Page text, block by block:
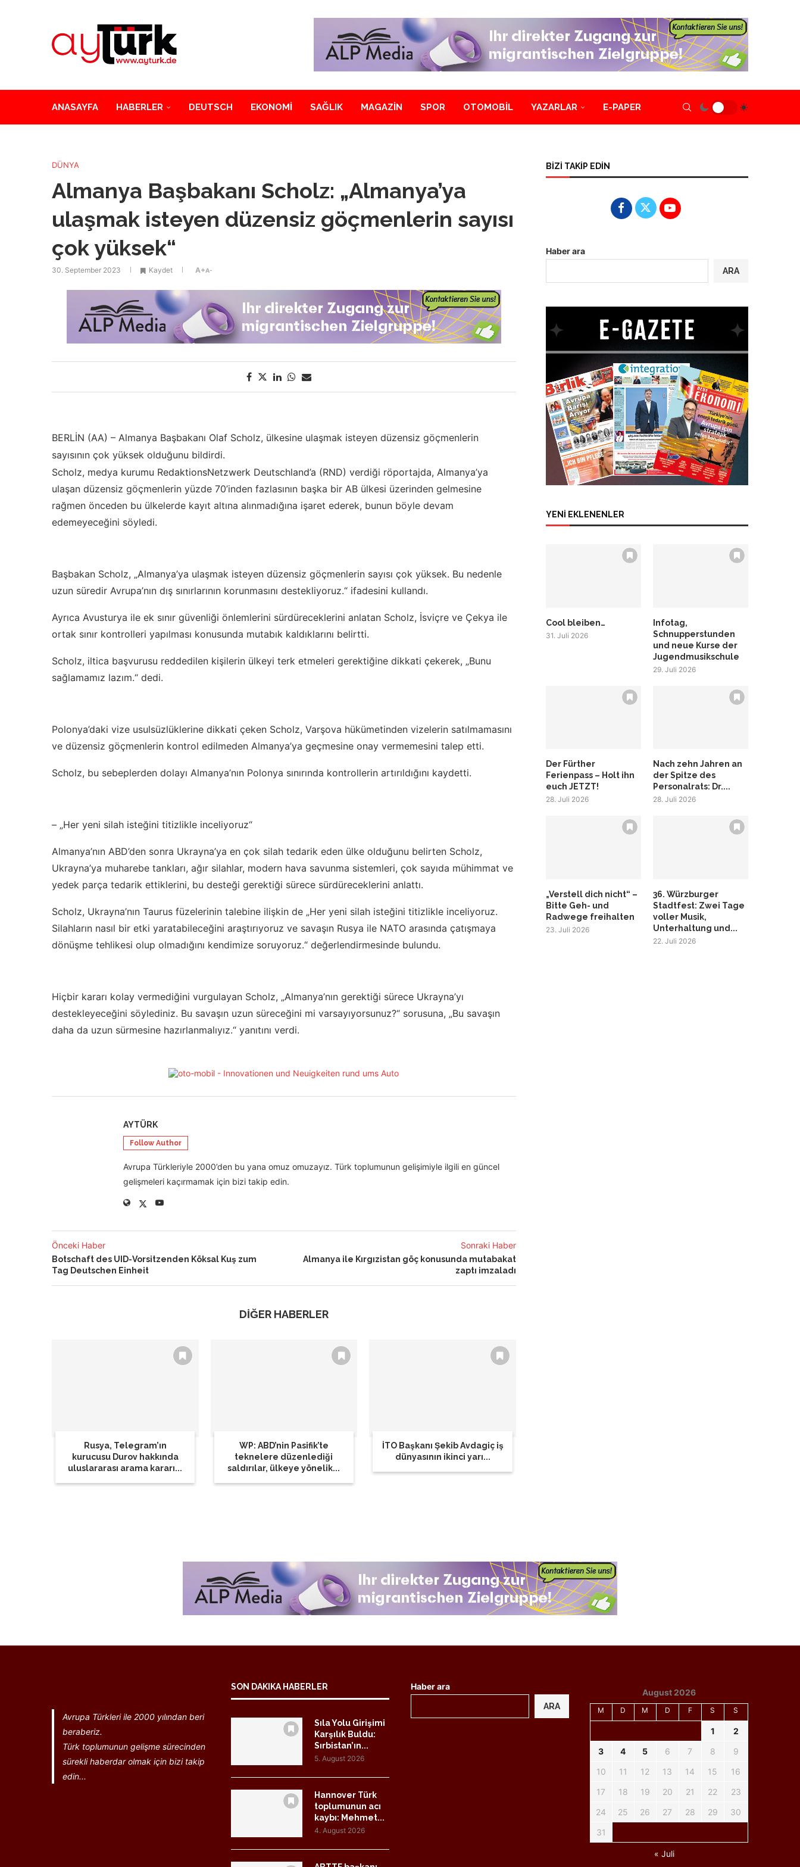
ANASAYFA HABERLER DEUTSCH EKONOMİ SAĞLIK MAGAZİN SPOR OTOMOBİL YAZARLAR E-PAPER
DÜNYA
Almanya Başbakanı Scholz: „Almanya’ya
ulaşmak isteyen düzensiz göçmenlerin sayısı
çok yüksek“
30. September 2023 Kaydet A+A-
BERLİN (AA) – Almanya Başbakanı Olaf Scholz, ülkesine ulaşmak isteyen düzensiz göçmenlerin
sayısının çok yüksek olduğunu bildirdi.
Scholz, medya kurumu RedaktionsNetzwerk Deutschland’a (RND) verdiği röportajda, Almanya’ya
ulaşan düzensiz göçmenlerin yüzde 70’inden fazlasının başka bir AB ülkesi üzerinden gelmesine
rağmen önceden bu ülkelerde kayıt altına alınmadığına işaret ederek, bunun böyle devam
edemeyeceğini söyledi.
Başbakan Scholz, „Almanya’ya ulaşmak isteyen düzensiz göçmenlerin sayısı çok yüksek. Bu nedenle
uzun süredir Avrupa’nın dış sınırlarının korunmasını destekliyoruz.“ ifadesini kullandı.
Ayrıca Avusturya ile ek sınır güvenliği önlemlerini sürdüreceklerini anlatan Scholz, İsviçre ve Çekya ile
ortak sınır kontrolleri yapılması konusunda mutabık kaldıklarını belirtti.
Scholz, iltica başvurusu reddedilen kişilerin ülkeyi terk etmeleri gerektiğine dikkati çekerek, „Bunu
sağlamamız lazım.“ dedi.
Polonya’daki vize usulsüzlüklerine dikkati çeken Scholz, Varşova hükümetinden vizelerin satılmamasını
ve düzensiz göçmenlerin kontrol edilmeden Almanya’ya geçmesine onay vermemesini talep etti.
Scholz, bu sebeplerden dolayı Almanya’nın Polonya sınırında kontrollerin artırıldığını kaydetti.
– „Her yeni silah isteğini titizlikle inceliyoruz“
Almanya’nın ABD’den sonra Ukrayna’ya en çok silah tedarik eden ülke olduğunu belirten Scholz,
Ukrayna’ya muharebe tankları, ağır silahlar, modern hava savunma sistemleri, çok sayıda mühimmat ve
yedek parça tedarik ettiklerini, bu desteği gerektiği sürece sürdüreceklerini anlattı.
Scholz, Ukrayna’nın Taurus füzelerinin talebine ilişkin de „Her yeni silah isteğini titizlikle inceliyoruz.
Silahların nasıl bir etki yaratabileceğini araştırıyoruz ve savaşın Rusya ile NATO arasında çatışmaya
dönüşme tehlikesi olup olmadığını kendimize soruyoruz.“ değerlendirmesinde bulundu.
Hiçbir kararı kolay vermediğini vurgulayan Scholz, „Almanya’nın gerektiği sürece Ukrayna’yı
destekleyeceğini söylediniz. Bu savaşın uzun süreceğini mi varsayıyorsunuz?“ sorusuna, „Bu savaşın
daha da uzun sürmesine hazırlanmalıyız.“ yanıtını verdi.
AYTÜRK
Follow Author
Avrupa Türkleriyle 2000’den bu yana omuz omuzayız. Türk toplumunun gelişimiyle ilgili en güncel
gelişmeleri kaçırmamak için bizi takip edin.
Önceki Haber
Botschaft des UID-Vorsitzenden Köksal Kuş zum
Tag Deutschen Einheit
Sonraki Haber
Almanya ile Kırgızistan göç konusunda mutabakat
zaptı imzaladı
DİĞER HABERLER
Rusya, Telegram’ın
kurucusu Durov hakkında
uluslararası arama kararı...
WP: ABD’nin Pasifik’te
teknelere düzenlediği
saldırılar, ülkeye yönelik...
İTO Başkanı Şekib Avdagiç iş
dünyasının ikinci yarı...
BİZİ TAKİP EDİN
Haber ara
ARA
YENİ EKLENENLER
Cool bleiben…
31. Juli 2026
Infotag,
Schnupperstunden
und neue Kurse der
Jugendmusikschule
29. Juli 2026
Der Fürther
Ferienpass – Holt ihn
euch JETZT!
28. Juli 2026
Nach zehn Jahren an
der Spitze des
Personalrats: Dr....
28. Juli 2026
„Verstell dich nicht“ –
Bitte Geh- und
Radwege freihalten
23. Juli 2026
36. Würzburger
Stadtfest: Zwei Tage
voller Musik,
Unterhaltung und...
22. Juli 2026
Avrupa Türkleri ile 2000 yılından beri
beraberiz.
Türk toplumunun gelişme sürecinden
sürekli haberdar olmak için bizi takip
edin...
SON DAKIKA HABERLER
Sıla Yolu Girişimi
Karşılık Buldu:
Sırbistan’ın...
5. August 2026
Hannover Türk
toplumunun acı
kaybı: Mehmet...
4. August 2026
Haber ara
ARA
August 2026
M D M D F S S
1
2
3
4 5 6 7 8
9
10
11 12 13 14 15
16
17
18 19 20 21 22
23
24
25 26 27 28 29
30
31
« Juli